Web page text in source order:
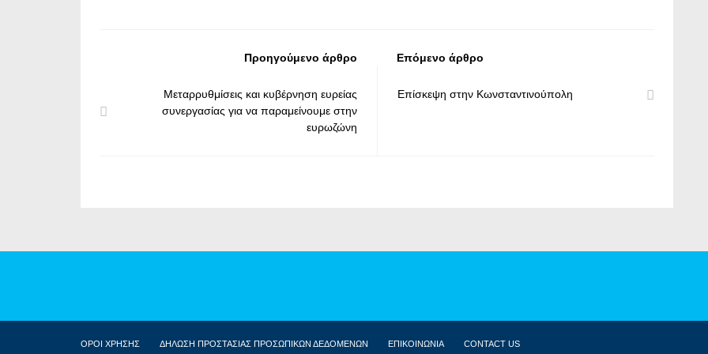
Προηγούμενο άρθρο
Μεταρρυθμίσεις και κυβέρνηση ευρείας
συνεργασίας για να παραμείνουμε στην
ευρωζώνη
Επόμενο άρθρο
Επίσκεψη στην Κωνσταντινούπολη
ΟΡΟΙ ΧΡΗΣΗΣ ΔΗΛΩΣΗ ΠΡΟΣΤΑΣΙΑΣ ΠΡΟΣΩΠΙΚΩΝ ΔΕΔΟΜΕΝΩΝ ΕΠΙΚΟΙΝΩΝΙΑ CONTACT US